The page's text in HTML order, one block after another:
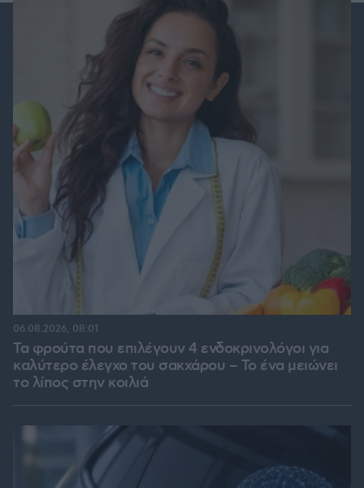
Τα φρούτα που επιλέγουν 4 ενδοκρινολόγοι για
καλύτερο έλεγχο του σακχάρου – Το ένα μειώνει
το λίπος στην κοιλιά
06.08.2026, 08:01